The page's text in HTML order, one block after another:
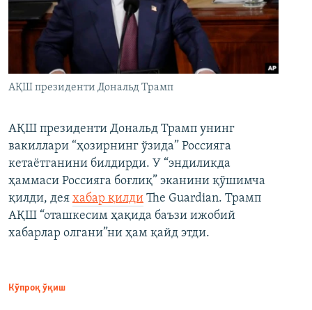
АҚШ президенти Дональд Трамп
АҚШ президенти Дональд Трамп унинг
вакиллари “ҳозирнинг ўзида” Россияга
кетаётганини билдирди. У “эндиликда
ҳаммаси Россияга боғлиқ” эканини қўшимча
қилди, дея хабар қилди The Guardian. Трамп
АҚШ “оташкесим ҳақида баъзи ижобий
хабарлар олгани”ни ҳам қайд этди.
Кўпроқ ўқиш